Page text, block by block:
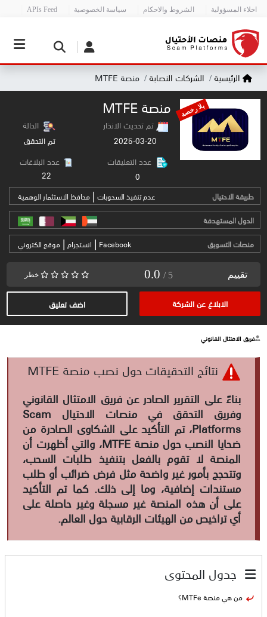
اخلاء المسؤولية الشروط والاحكام سياسة الخصوصية APIs Feed
الرئيسية الشركات النصابة منصة MTFE
بلا رخصة منصة MTFE
تم تحديث الانذار
2025-03-20
الحالة
تم التحقق
عدد التعليقات
0
عدد البلاغات
22
طريقة الاحتيال عدم تنفيذ السحوبات | محافظ الاستثمار الوهمية
الدول المستهدفة
منصات التسويق
Facebook
| انستجرام | موقع الكتروني
تقييم 0.0 / 5 خطر
الابلاغ عن الشركة اضف تعليق
فريق الامتثال القانوني
نتائج التحقيقات حول نصب منصة MTFE
بناءً على التقرير الصادر عن فريق الامتثال القانوني
وفريق التحقق في منصات الاحتيال Scam
Platforms، تم التأكيد على الشكاوى الصادرة من
ضحايا النصب حول منصة MTFE، والتي أظهرت أن
المنصة لا تقوم بالفعل بتنفيذ طلبات السحب،
وتتحجج بأمور غير واضحة مثل فرض ضرائب أو طلب
مستندات إضافية، وما إلى ذلك. كما تم التأكيد
على أن هذه المنصة غير مسجلة وغير حاصلة على
أي تراخيص من الهيئات الرقابية حول العالم.
جدول المحتوى
من هي منصة MTFe؟